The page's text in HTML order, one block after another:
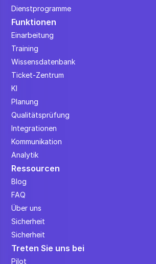
Dienstprogramme
Funktionen
Einarbeitung
Training
Wissensdatenbank
Ticket-Zentrum
KI
Planung
Qualitätsprüfung
Integrationen
Kommunikation
Analytik
Ressourcen
Blog
FAQ
Über uns
Sicherheit
Sicherheit
Treten Sie uns bei
Pilot